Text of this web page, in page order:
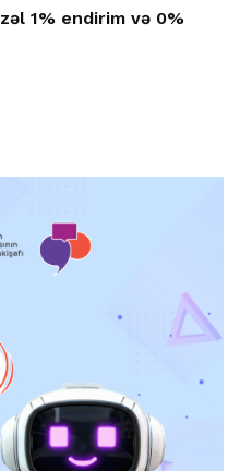
1% endirim və 0%